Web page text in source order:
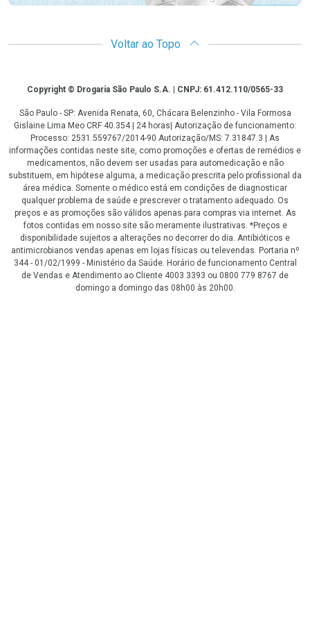
Voltar ao Topo
CopyrightCopyright © Drogaria São Paulo S.A. | CNPJ: 61.412.110/0565-33
São Paulo - SP: Avenida Renata, 60, Chácara Belenzinho - Vila Formosa
Gislaine Lima Meo CRF 40.354 | 24 horas| Autorização de funcionamento:
Processo: 2531.559767/2014-90 Autorização/MS: 7.31847.3 | As
informações contidas neste site, como promoções e ofertas de remédios e
medicamentos, não devem ser usadas para automedicação e não
substituem, em hipótese alguma, a medicação prescrita pelo profissional da
área médica. Somente o médico está em condições de diagnosticar
qualquer problema de saúde e prescrever o tratamento adequado. Os
preços e as promoções são válidos apenas para compras via internet. As
fotos contidas em nosso site são meramente ilustrativas. *Preços e
disponibilidade sujeitos a alterações no decorrer do dia. Antibióticos e
antimicrobianos vendas apenas em lojas físicas ou televendas. Portaria nº
344 - 01/02/1999 - Ministério da Saúde. Horário de funcionamento Central
de Vendas e Atendimento ao Cliente 4003 3393 ou 0800 779 8767 de
domingo a domingo das 08h00 às 20h00.